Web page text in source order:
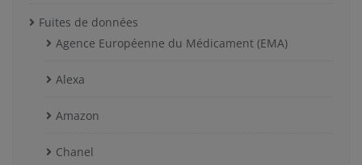
Fuites de données
Agence Européenne du Médicament (EMA)
Alexa
Amazon
Chanel